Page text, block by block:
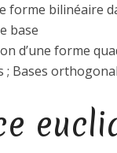
forme bilinéaire
base
d’une forme
; Bases